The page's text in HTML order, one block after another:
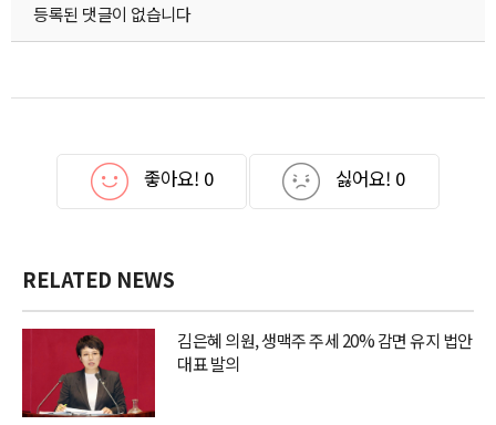
등록된 댓글이 없습니다
좋아요! 0 싫어요! 0
RELATED NEWS
김은혜 의원, 생맥주 주세 20% 감면 유지 법안
대표 발의